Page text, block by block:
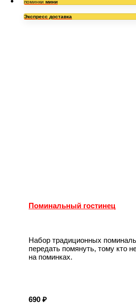
поминки мини
Экспресс доставка
Поминальный гостинец
Набор традиционных
передать помянуть, тому кто
на поминках.
690